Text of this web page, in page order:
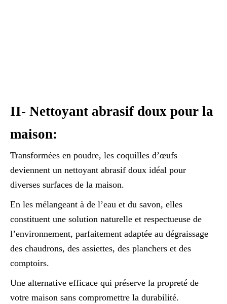
­­II- Nettoyant abrasif doux pour la
maison:
Transformées en poudre, les coquilles d’œufs
deviennent un nettoyant abrasif doux idéal pour
diverses surfaces de la maison.
En les mélangeant à de l’eau et du savon, elles
constituent une solution naturelle et respectueuse de
l’environnement, parfaitement adaptée au dégraissage
des chaudrons, des assiettes, des planchers et des
comptoirs.
Une alternative efficace qui préserve la propreté de
votre maison sans compromettre la durabilité.